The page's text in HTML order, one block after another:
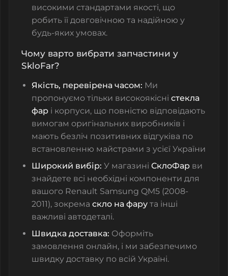
високими стандартами якості, що
робить її довговічною та надійною у
будь-яких умовах.
Чому варто вибрати запчастини у
SkloFar?
Якість, перевірена часом: Ми
пропонуємо тільки високоякісні стекла
фар і корпуси, що повністю відповідають
вимогам оригінальних виробників і
мають безліч позитивних відгуківа по
встановленню майстрами з усієї України
Широкий вибір: У магазині СклоФар ви
знайдете всі необхідні компоненти для
вашого Renault Samsung QM5 (2008-
2011), зокрема скло на фару та інші
важливі автодеталі.
Швидка доставка: Оформіть
замовлення онлайн, і ми забезпечимо
швидку доставку по всій Україні.